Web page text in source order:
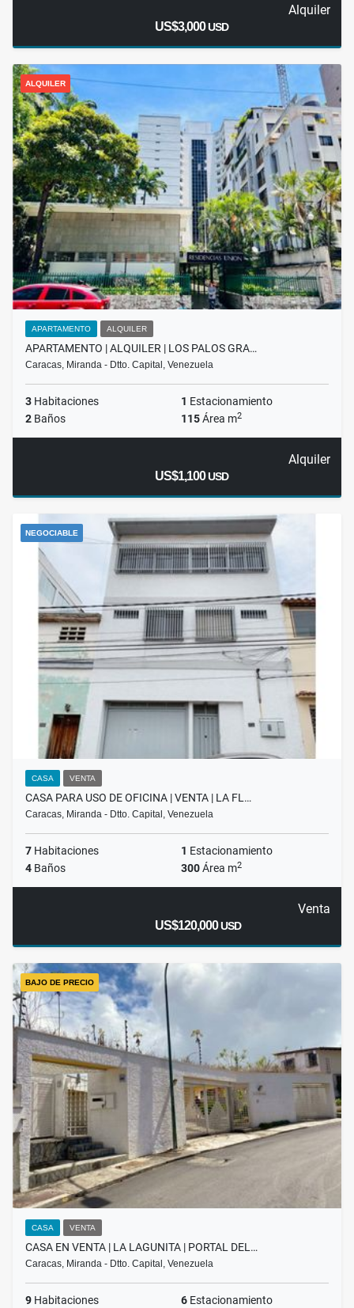
Alquiler
US$3,000USD
ALQUILER
APARTAMENTO ALQUILER
APARTAMENTO | ALQUILER | LOS PALOS GRA…
Caracas, Miranda - Dtto. Capital, Venezuela
3 Habitaciones 1 Estacionamiento
2 Baños 115Área m2
Alquiler
US$1,100USD
NEGOCIABLE
CASA VENTA
CASA PARA USO DE OFICINA | VENTA | LA FL…
Caracas, Miranda - Dtto. Capital, Venezuela
7 Habitaciones 1 Estacionamiento
4 Baños 300Área m2
Venta
US$120,000USD
BAJO DE PRECIO
CASA VENTA
CASA EN VENTA | LA LAGUNITA | PORTAL DEL…
Caracas, Miranda - Dtto. Capital, Venezuela
9 Habitaciones 6 Estacionamiento